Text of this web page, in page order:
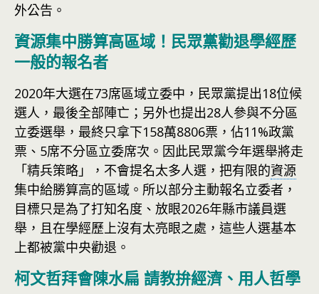
外公告。
資源集中勝算高區域！民眾黨勸退學經歷
一般的報名者
2020年大選在73席區域立委中，民眾黨提出18位候
選人，最後全部陣亡；另外也提出28人參與不分區
立委選舉，最終只拿下158萬8806票，佔11%政黨
票、5席不分區立委席次。因此民眾黨今年選舉將走
「精兵策略」，不會提名太多人選，把有限的資源
集中給勝算高的區域。所以部分主動報名立委者，
目標只是為了打知名度、放眼2026年縣市議員選
舉，且在學經歷上沒有太亮眼之處，這些人選基本
上都被黨中央勸退。
柯文哲拜會陳水扁 請教拚經濟、用人哲學